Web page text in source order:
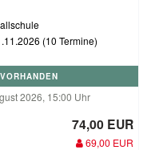
(10 Termine)
2026, 15:00 Uhr
74,00 EUR
69,00 EUR